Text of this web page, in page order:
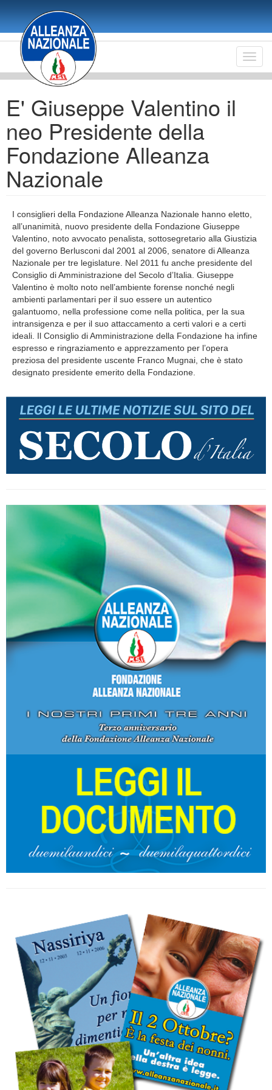
contenuto
principale
E' Giuseppe Valentino il
neo Presidente della
Fondazione Alleanza
Nazionale
I consiglieri della Fondazione Alleanza Nazionale hanno eletto,
all’unanimità, nuovo presidente della Fondazione Giuseppe
Valentino, noto avvocato penalista, sottosegretario alla Giustizia
del governo Berlusconi dal 2001 al 2006, senatore di Alleanza
Nazionale per tre legislature. Nel 2011 fu anche presidente del
Consiglio di Amministrazione del Secolo d’Italia. Giuseppe
Valentino è molto noto nell’ambiente forense nonché negli
ambienti parlamentari per il suo essere un autentico
galantuomo, nella professione come nella politica, per la sua
intransigenza e per il suo attaccamento a certi valori e a certi
ideali. Il Consiglio di Amministrazione della Fondazione ha infine
espresso e ringraziamento e apprezzamento per l’opera
preziosa del presidente uscente Franco Mugnai, che è stato
designato presidente emerito della Fondazione.